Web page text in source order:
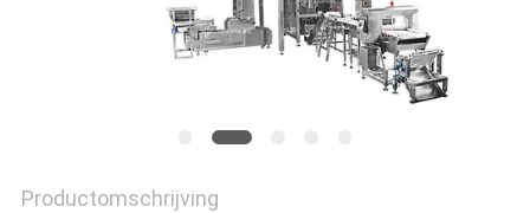
Productomschrijving